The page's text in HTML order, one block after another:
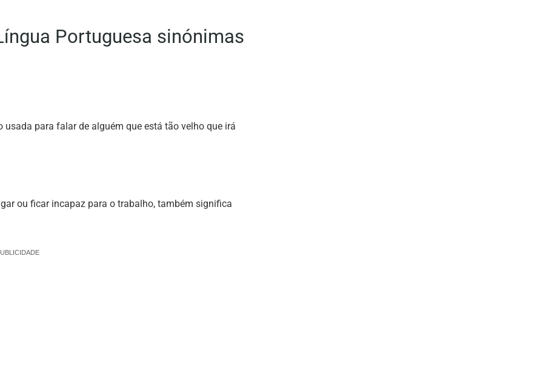
Portuguesa sinónimas
usada para falar de alguém que está tão velho que irá
ou ficar incapaz para o trabalho, também significa